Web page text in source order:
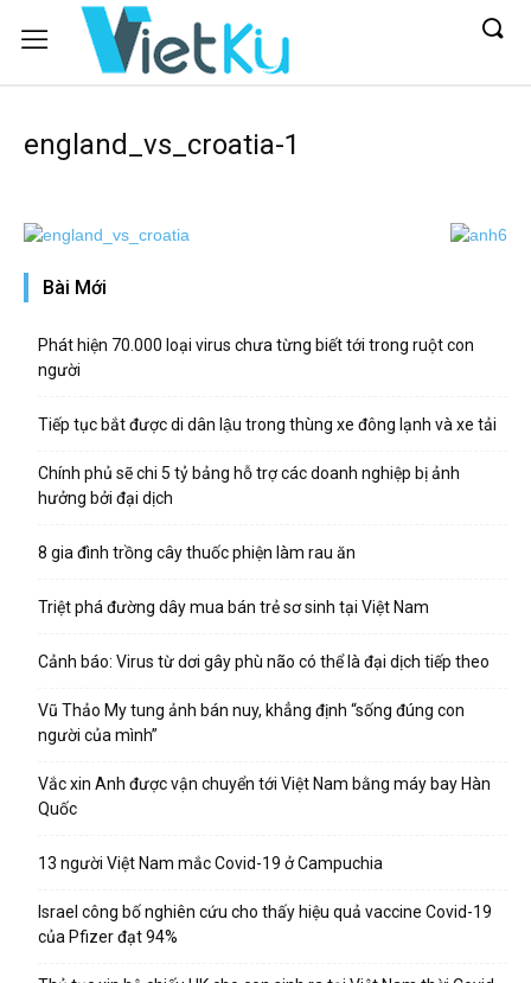
england_vs_croatia-1
Bài Mới
Phát hiện 70.000 loại virus chưa từng biết tới trong ruột con
người
Tiếp tục bắt được di dân lậu trong thùng xe đông lạnh và xe tải
Chính phủ sẽ chi 5 tỷ bảng hỗ trợ các doanh nghiệp bị ảnh
hưởng bởi đại dịch
8 gia đình trồng cây thuốc phiện làm rau ăn
Triệt phá đường dây mua bán trẻ sơ sinh tại Việt Nam
Cảnh báo: Virus từ dơi gây phù não có thể là đại dịch tiếp theo
Vũ Thảo My tung ảnh bán nuy, khẳng định “sống đúng con
người của mình”
Vắc xin Anh được vận chuyển tới Việt Nam bằng máy bay Hàn
Quốc
13 người Việt Nam mắc Covid-19 ở Campuchia
Israel công bố nghiên cứu cho thấy hiệu quả vaccine Covid-19
của Pfizer đạt 94%